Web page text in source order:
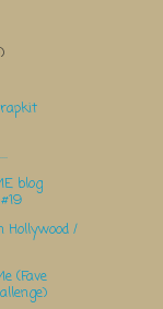
blog
Hollywood /
(Fave